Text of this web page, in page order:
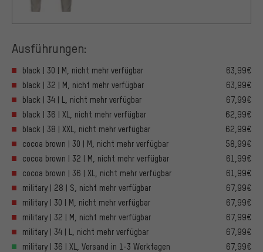
Ausführungen:
black | 30 | M, nicht mehr verfügbar
63,99€
black | 32 | M, nicht mehr verfügbar
63,99€
black | 34 | L, nicht mehr verfügbar
67,99€
black | 36 | XL, nicht mehr verfügbar
62,99€
black | 38 | XXL, nicht mehr verfügbar
62,99€
cocoa brown | 30 | M, nicht mehr verfügbar
58,99€
cocoa brown | 32 | M, nicht mehr verfügbar
61,99€
cocoa brown | 36 | XL, nicht mehr verfügbar
61,99€
military | 28 | S, nicht mehr verfügbar
67,99€
military | 30 | M, nicht mehr verfügbar
67,99€
military | 32 | M, nicht mehr verfügbar
67,99€
military | 34 | L, nicht mehr verfügbar
67,99€
military | 36 | XL, Versand in 1-3 Werktagen
67,99€